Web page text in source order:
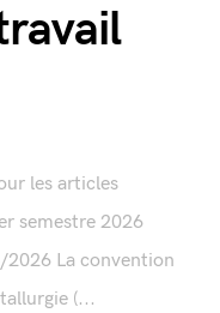
les articles
semestre 2026
La convention
(...